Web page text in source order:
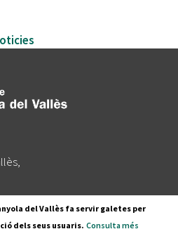
del Vallès fa servir galetes per
dels seus usuaris. Consulta més